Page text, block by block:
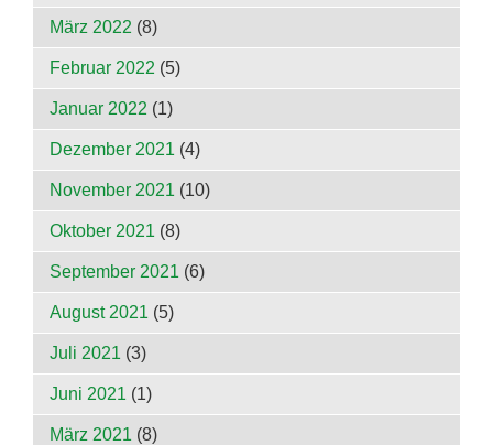
März 2022 (8)
Februar 2022 (5)
Januar 2022 (1)
Dezember 2021 (4)
November 2021 (10)
Oktober 2021 (8)
September 2021 (6)
August 2021 (5)
Juli 2021 (3)
Juni 2021 (1)
März 2021 (8)